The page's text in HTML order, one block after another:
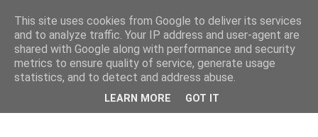
This site uses cookies from Google to deliver its services
and to analyze traffic. Your IP address and user-agent are
shared with Google along with performance and security
metrics to ensure quality of service, generate usage
statistics, and to detect and address abuse.
LEARN MORE GOT IT